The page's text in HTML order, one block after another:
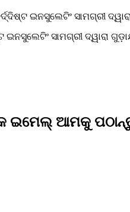
ଇନସୁଲେଟିଂ ସାମଗ୍ରୀ
ସାମଗ୍ରୀ ଦ୍ୱାରା
ଇମେଲ୍ ଆମକୁ